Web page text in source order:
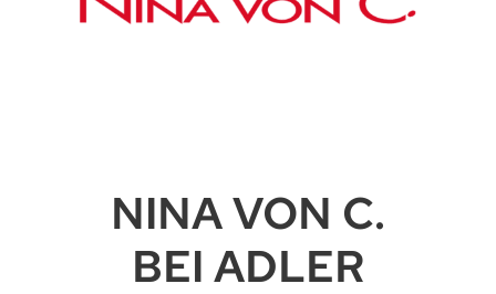
NINA VON C.
BEI ADLER